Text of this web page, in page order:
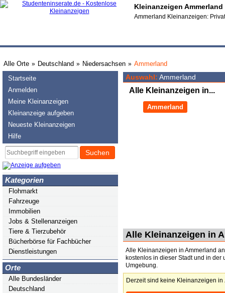
Kleinanzeigen
Ammerland Kleinanzeigen:
Alle Orte » Deutschland » Niedersachsen » Ammerland
Startseite
Anmelden
Meine Kleinanzeigen
Kleinanzeige aufgeben
Neueste Kleinanzeigen
Hilfe
Suchen
Kategorien
Flohmarkt
Fahrzeuge
Immobilien
Jobs & Stellenanzeigen
Tiere & Tierzubehör
Bücherbörse für Fachbücher
Dienstleistungen
Orte
Alle Bundesländer
Deutschland
Auswahl: Ammerland
Alle Kleinanzeigen in...
Ammerland
Alle Kleinanzeigen in
Alle Kleinanzeigen in Ammerland
kostenlos in dieser Stadt und in der
Umgebung.
Derzeit sind keine Kleinanzeigen in